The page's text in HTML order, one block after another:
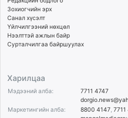
Зохиогчийн эрх
Санал хүсэлт
Үйлчилгээний нөхцөл
Нээлттэй ажлын байр
Сурталчилгаа байршуулах
Харилцаа
Мэдээний алба:
7711 4747
Маркетингийн алба:
8800 4147 7711